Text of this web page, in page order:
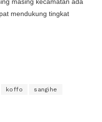
masing kecamatan ada
mendukung tingkat
koffo sangihe